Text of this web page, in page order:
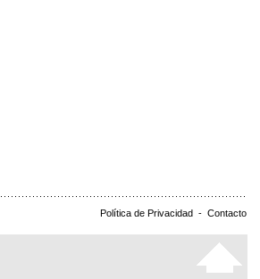
Política de Privacidad - Contacto